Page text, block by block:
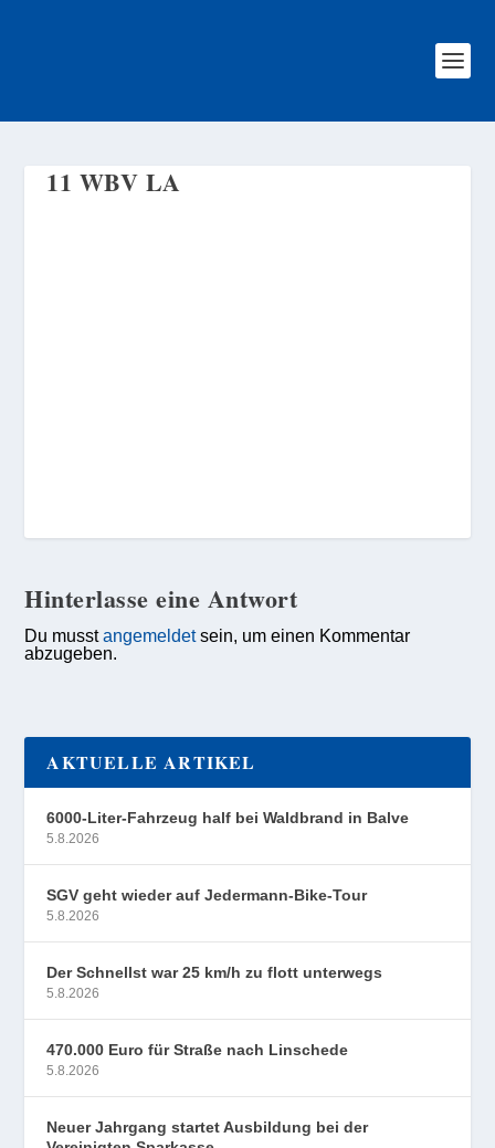
11 WBV LA
Hinterlasse eine Antwort
Du musstangemeldetsein, um einen Kommentar
abzugeben.
AKTUELLE ARTIKEL
6000-Liter-Fahrzeug half bei Waldbrand in Balve
5.8.2026
SGV geht wieder auf Jedermann-Bike-Tour
5.8.2026
Der Schnellst war 25 km/h zu flott unterwegs
5.8.2026
470.000 Euro für Straße nach Linschede
5.8.2026
Neuer Jahrgang startet Ausbildung bei der